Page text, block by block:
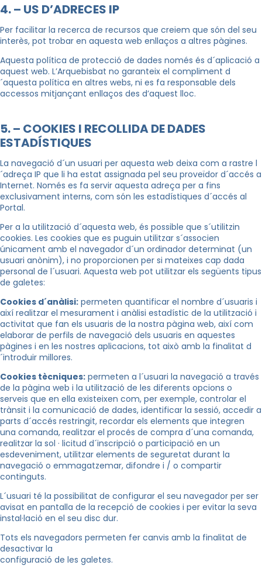
4. – US D’ADRECES IP
Per facilitar la recerca de recursos que creiem que són del seu
interès, pot trobar en aquesta web enllaços a altres pàgines.
Aquesta política de protecció de dades només és d´aplicació a
aquest web. L’Arquebisbat no garanteix el compliment d
´aquesta política en altres webs, ni es fa responsable dels
accessos mitjançant enllaços des d’aquest lloc.
5. – COOKIES I RECOLLIDA DE DADES
ESTADÍSTIQUES
La navegació d´un usuari per aquesta web deixa com a rastre l
´adreça IP que li ha estat assignada pel seu proveïdor d´accés a
Internet. Només es fa servir aquesta adreça per a fins
exclusivament interns, com són les estadístiques d´accés al
Portal.
Per a la utilització d´aquesta web, és possible que s´utilitzin
cookies. Les cookies que es puguin utilitzar s´associen
únicament amb el navegador d´un ordinador determinat (un
usuari anònim), i no proporcionen per si mateixes cap dada
personal de l´usuari. Aquesta web pot utilitzar els següents tipus
de galetes:
Cookies d´anàlisi: permeten quantificar el nombre d´usuaris i
així realitzar el mesurament i anàlisi estadístic de la utilització i
activitat que fan els usuaris de la nostra pàgina web, així com
elaborar de perfils de navegació dels usuaris en aquestes
pàgines i en les nostres aplicacions, tot això amb la finalitat d
´introduir millores.
Cookies tècniques: permeten a l´usuari la navegació a través
de la pàgina web i la utilització de les diferents opcions o
serveis que en ella existeixen com, per exemple, controlar el
trànsit i la comunicació de dades, identificar la sessió, accedir a
parts d´accés restringit, recordar els elements que integren
una comanda, realitzar el procés de compra d´una comanda,
realitzar la sol · licitud d´inscripció o participació en un
esdeveniment, utilitzar elements de seguretat durant la
navegació o emmagatzemar, difondre i / o compartir
continguts.
L´usuari té la possibilitat de configurar el seu navegador per ser
avisat en pantalla de la recepció de cookies i per evitar la seva
instal·lació en el seu disc dur.
Tots els navegadors permeten fer canvis amb la finalitat de
desactivar la
configuració de les galetes.